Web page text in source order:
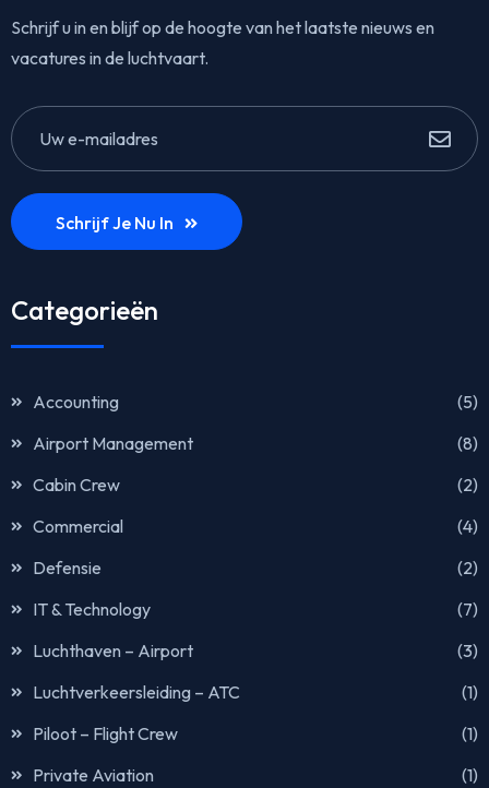
Schrijf u in en blijf op de hoogte van het laatste nieuws en
vacatures in de luchtvaart.
Schrijf Je Nu In
Categorieën
Accounting
(5)
Airport Management
(8)
Cabin Crew
(2)
Commercial
(4)
Defensie
(2)
IT & Technology
(7)
Luchthaven – Airport
(3)
Luchtverkeersleiding – ATC
(1)
Piloot – Flight Crew
(1)
Private Aviation
(1)